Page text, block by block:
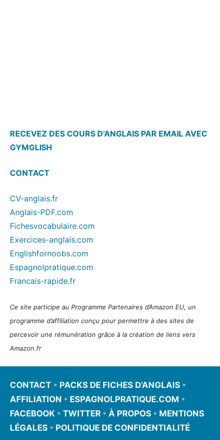
RECEVEZ DES COURS D’ANGLAIS PAR EMAIL AVEC
GYMGLISH
CONTACT
CV-anglais.fr
Anglais-PDF.com
Fichesvocabulaire.com
Exercices-anglais.com
Englishfornoobs.com
Espagnolpratique.com
Francais-rapide.fr
Ce site participe au Programme Partenaires d’Amazon EU, un
programme d’affiliation conçu pour permettre à des sites de
percevoir une rémunération grâce à la création de liens vers
Amazon.fr
CONTACT • PACKS DE FICHES D’ANGLAIS •
AFFILIATION • ESPAGNOLPRATIQUE.COM •
FACEBOOK • TWITTER • À PROPOS • MENTIONS
LÉGALES • POLITIQUE DE CONFIDENTIALITÉ